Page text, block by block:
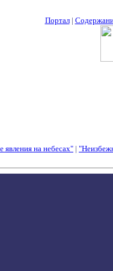
Портал|
явления на небесах" |